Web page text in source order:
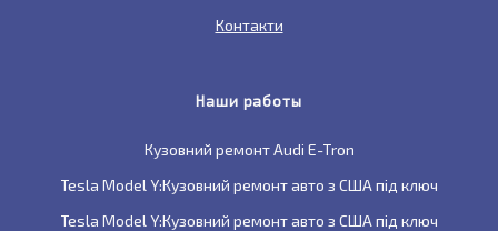
Контакти
Наши работы
Кузовний ремонт Audi E-Tron
Tesla Model Y:Кузовний ремонт авто з США під ключ
Tesla Model Y:Кузовний ремонт авто з США під ключ